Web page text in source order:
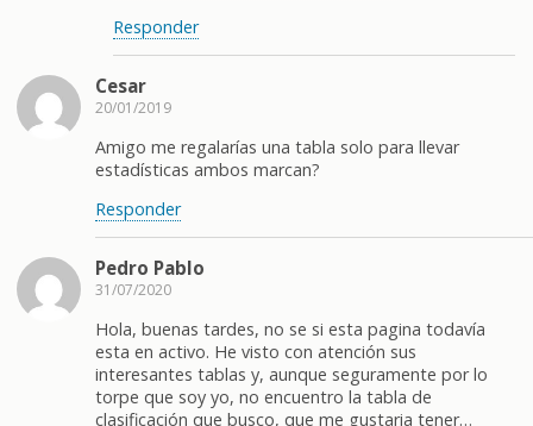
Responder
Cesar
20/01/2019
Amigo me regalarías una tabla solo para llevar
estadísticas ambos marcan?
Responder
Pedro Pablo
31/07/2020
Hola, buenas tardes, no se si esta pagina todavía
esta en activo. He visto con atención sus
interesantes tablas y, aunque seguramente por lo
torpe que soy yo, no encuentro la tabla de
clasificación que busco, que me gustaria tener…